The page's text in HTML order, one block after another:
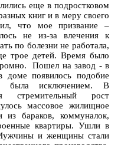
еще в подростковом
книг и в меру своего
что мое призвание –
не из-за влечения к
по болезни не работала,
трое детей. Время было
Пошел на завод - в
доме появилось подобие
исключением. В
стремительный рост
массовое жилищное
из бараков, коммуналок,
квартиры. Ушли в
и женщины стали